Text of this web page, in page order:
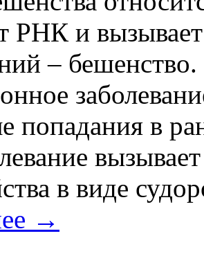
РНК и
–
попадания в
в виде
→